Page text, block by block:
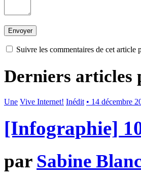
Suivre les commentaires de cet article
Derniers articles
Une Vive Internet! Inédit • 14 décembre
[Infographie]
par Sabine